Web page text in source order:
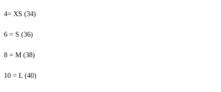
4= XS (34)
6 = S (36)
8 = M (38)
10 = L (40)